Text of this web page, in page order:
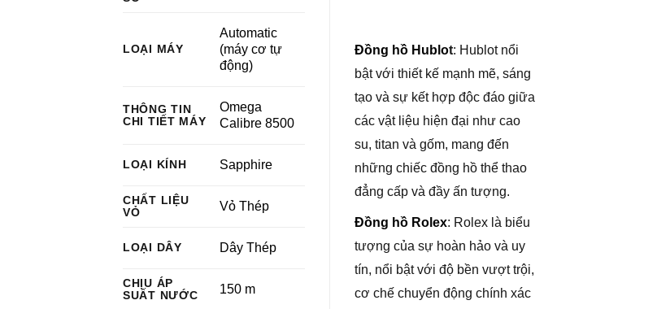
LOẠI MÁY
Automatic
(máy cơ tự
động)
THÔNG TIN
CHI TIẾT MÁY
Omega
Calibre 8500
LOẠI KÍNH Sapphire
CHẤT LIỆU
VỎ
Vỏ Thép
LOẠI DÂY Dây Thép
CHỊU ÁP
SUẤT NƯỚC
150 m
Đồng hồ Hublot: Hublot nổi
bật với thiết kế mạnh mẽ, sáng
tạo và sự kết hợp độc đáo giữa
các vật liệu hiện đại như cao
su, titan và gốm, mang đến
những chiếc đồng hồ thể thao
đẳng cấp và đầy ấn tượng.
Đồng hồ Rolex: Rolex là biểu
tượng của sự hoàn hảo và uy
tín, nổi bật với độ bền vượt trội,
cơ chế chuyển động chính xác